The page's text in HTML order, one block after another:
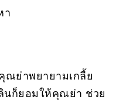
า
ณย่าพยายามเกลี้ย
นก็ยอมให้คุณย่า ช่วย